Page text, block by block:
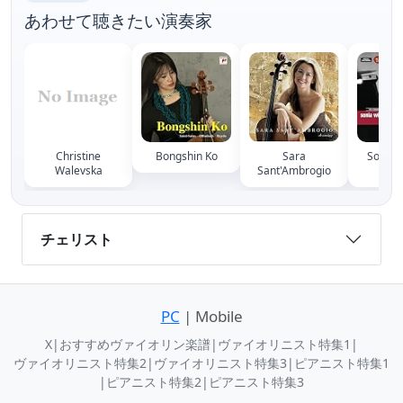
あわせて聴きたい演奏家
Christine
Walevska
Bongshin Ko
Sara
Sant'Ambrogio
Sonia
チェリスト
PC | Mobile
X| おすすめヴァイオリン楽譜| ヴァイオリニスト特集1 |
ヴァイオリニスト特集2 | ヴァイオリニスト特集3 | ピアニスト特集1
| ピアニスト特集2 | ピアニスト特集3